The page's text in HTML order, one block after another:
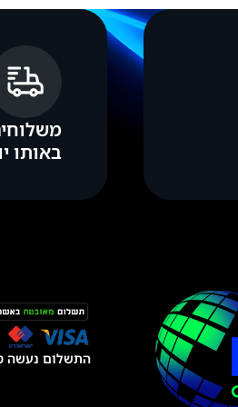
באותו
התשלום נעשה